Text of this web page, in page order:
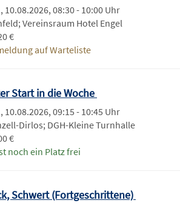
10.08.2026, 08:30 - 10:00 Uhr
Vereinsraum Hotel Engel
€
auf Warteliste
Start in die Woche
10.08.2026, 09:15 - 10:45 Uhr
Dirlos; DGH-Kleine Turnhalle
€
noch ein Platz frei
Schwert (Fortgeschrittene)